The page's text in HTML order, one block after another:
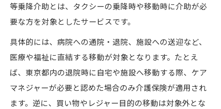
等乗降介助とは、タクシーの乗降時や移動時に介助が必
要な方を対象としたサービスです。
具体的には、病院への通院・退院、施設への送迎など、
医療や福祉に直結する移動が対象となります。たとえ
ば、東京都内の退院時に自宅や施設へ移動する際、ケア
マネジャーが必要と認めた場合のみ介護保険が適用され
ます。逆に、買い物やレジャー目的の移動は対象外とな